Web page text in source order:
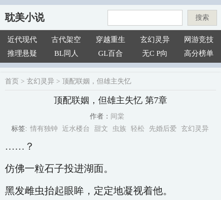
耽美小说 搜索
近代现代 古代架空 穿越重生 玄幻灵异
网游竞技
推理悬疑
BL同人 GL百合 无C P向 高分榜单
首页 > 玄幻灵异 > 顶配联姻，但雄主失忆
顶配联姻，但雄主失忆 第7章
作者： 间棠
标签: 情有独钟 近水楼台 甜文 虫族 轻松 先婚后爱 玄幻灵异
……？
仿佛一粒石子投进湖面。
黑发雌虫抬起眼眸，定定地凝视着他。